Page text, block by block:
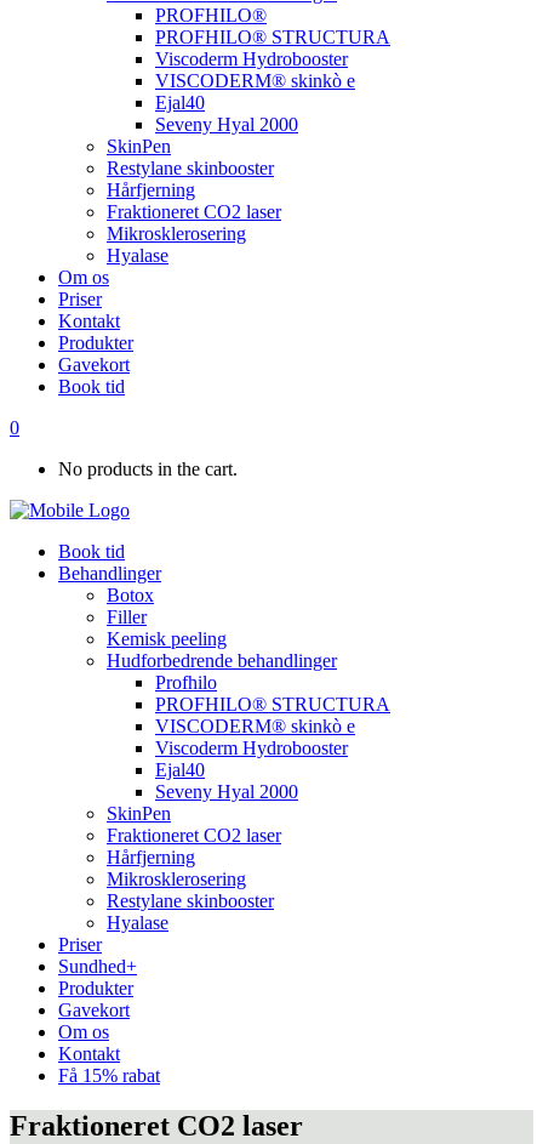
PROFHILO®
PROFHILO® STRUCTURA
Viscoderm Hydrobooster
VISCODERM® skinkò e
Ejal40
Seveny Hyal 2000
SkinPen
Restylane skinbooster
Hårfjerning
Fraktioneret CO2 laser
Mikrosklerosering
Hyalase
Om os
Priser
Kontakt
Produkter
Gavekort
Book tid
0
No products in the cart.
Book tid
Behandlinger
Botox
Filler
Kemisk peeling
Hudforbedrende behandlinger
Profhilo
PROFHILO® STRUCTURA
VISCODERM® skinkò e
Viscoderm Hydrobooster
Ejal40
Seveny Hyal 2000
SkinPen
Fraktioneret CO2 laser
Hårfjerning
Mikrosklerosering
Restylane skinbooster
Hyalase
Priser
Sundhed+
Produkter
Gavekort
Om os
Kontakt
Få 15% rabat
Fraktioneret CO2 laser